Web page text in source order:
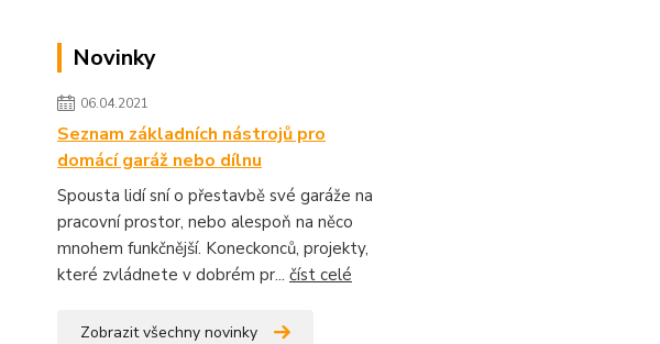
Novinky
06.04.2021
Seznam základních nástrojů pro
domácí garáž nebo dílnu
Spousta lidí sní o přestavbě své garáže na
pracovní prostor, nebo alespoň na něco
mnohem funkčnější. Koneckonců, projekty,
které zvládnete v dobrém pr... číst celé
Zobrazit všechny novinky